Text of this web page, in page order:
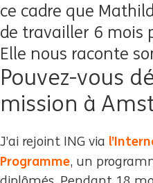
ce cadre que
de travailler 6 mois
Elle nous raconte
Pouvez-vous
mission à
J’ai rejoint ING via
Programme, un